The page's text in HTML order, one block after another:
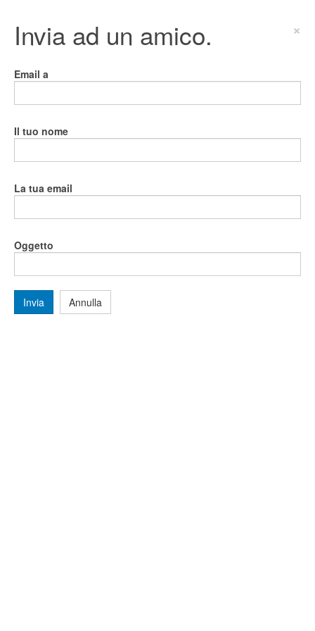
Invia ad un amico. ×
Email a
Il tuo nome
La tua email
Oggetto
Invia Annulla